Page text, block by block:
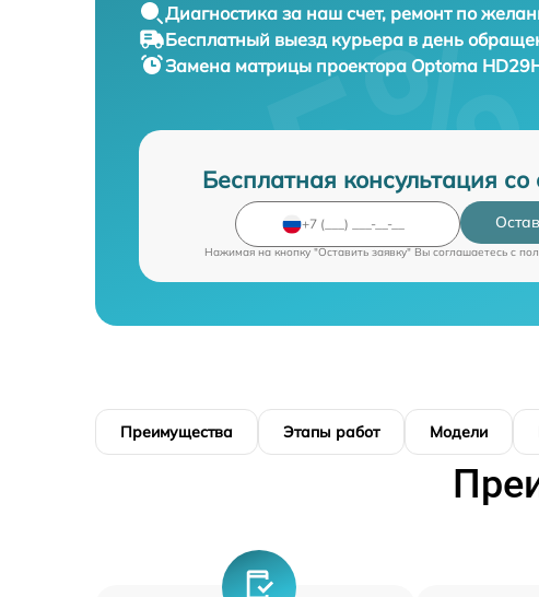
Диагностика за наш счет, ремонт по
Бесплатный выезд курьера в день
Замена матрицы проектора Optoma
Бесплатная консультация
Нажимая на кнопку "Оставить заявку" Вы соглашаетесь c
Преимущества Этапы работ Модели